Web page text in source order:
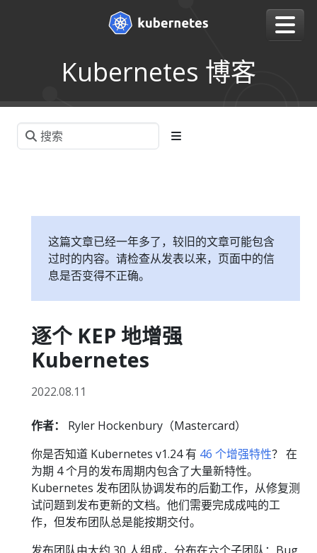
Kubernetes 博客
这篇文章已经一年多了，较旧的文章可能包含
过时的内容。请检查从发表以来，页面中的信
息是否变得不正确。
逐个 KEP 地增强
Kubernetes
2022.08.11
作者：
Ryler Hockenbury（Mastercard）
你是否知道 Kubernetes v1.24 有 46 个增强特性？ 在
为期 4 个月的发布周期内包含了大量新特性。
Kubernetes 发布团队协调发布的后勤工作，从修复测
试问题到发布更新的文档。他们需要完成成吨的工
作，但发布团队总是能按期交付。